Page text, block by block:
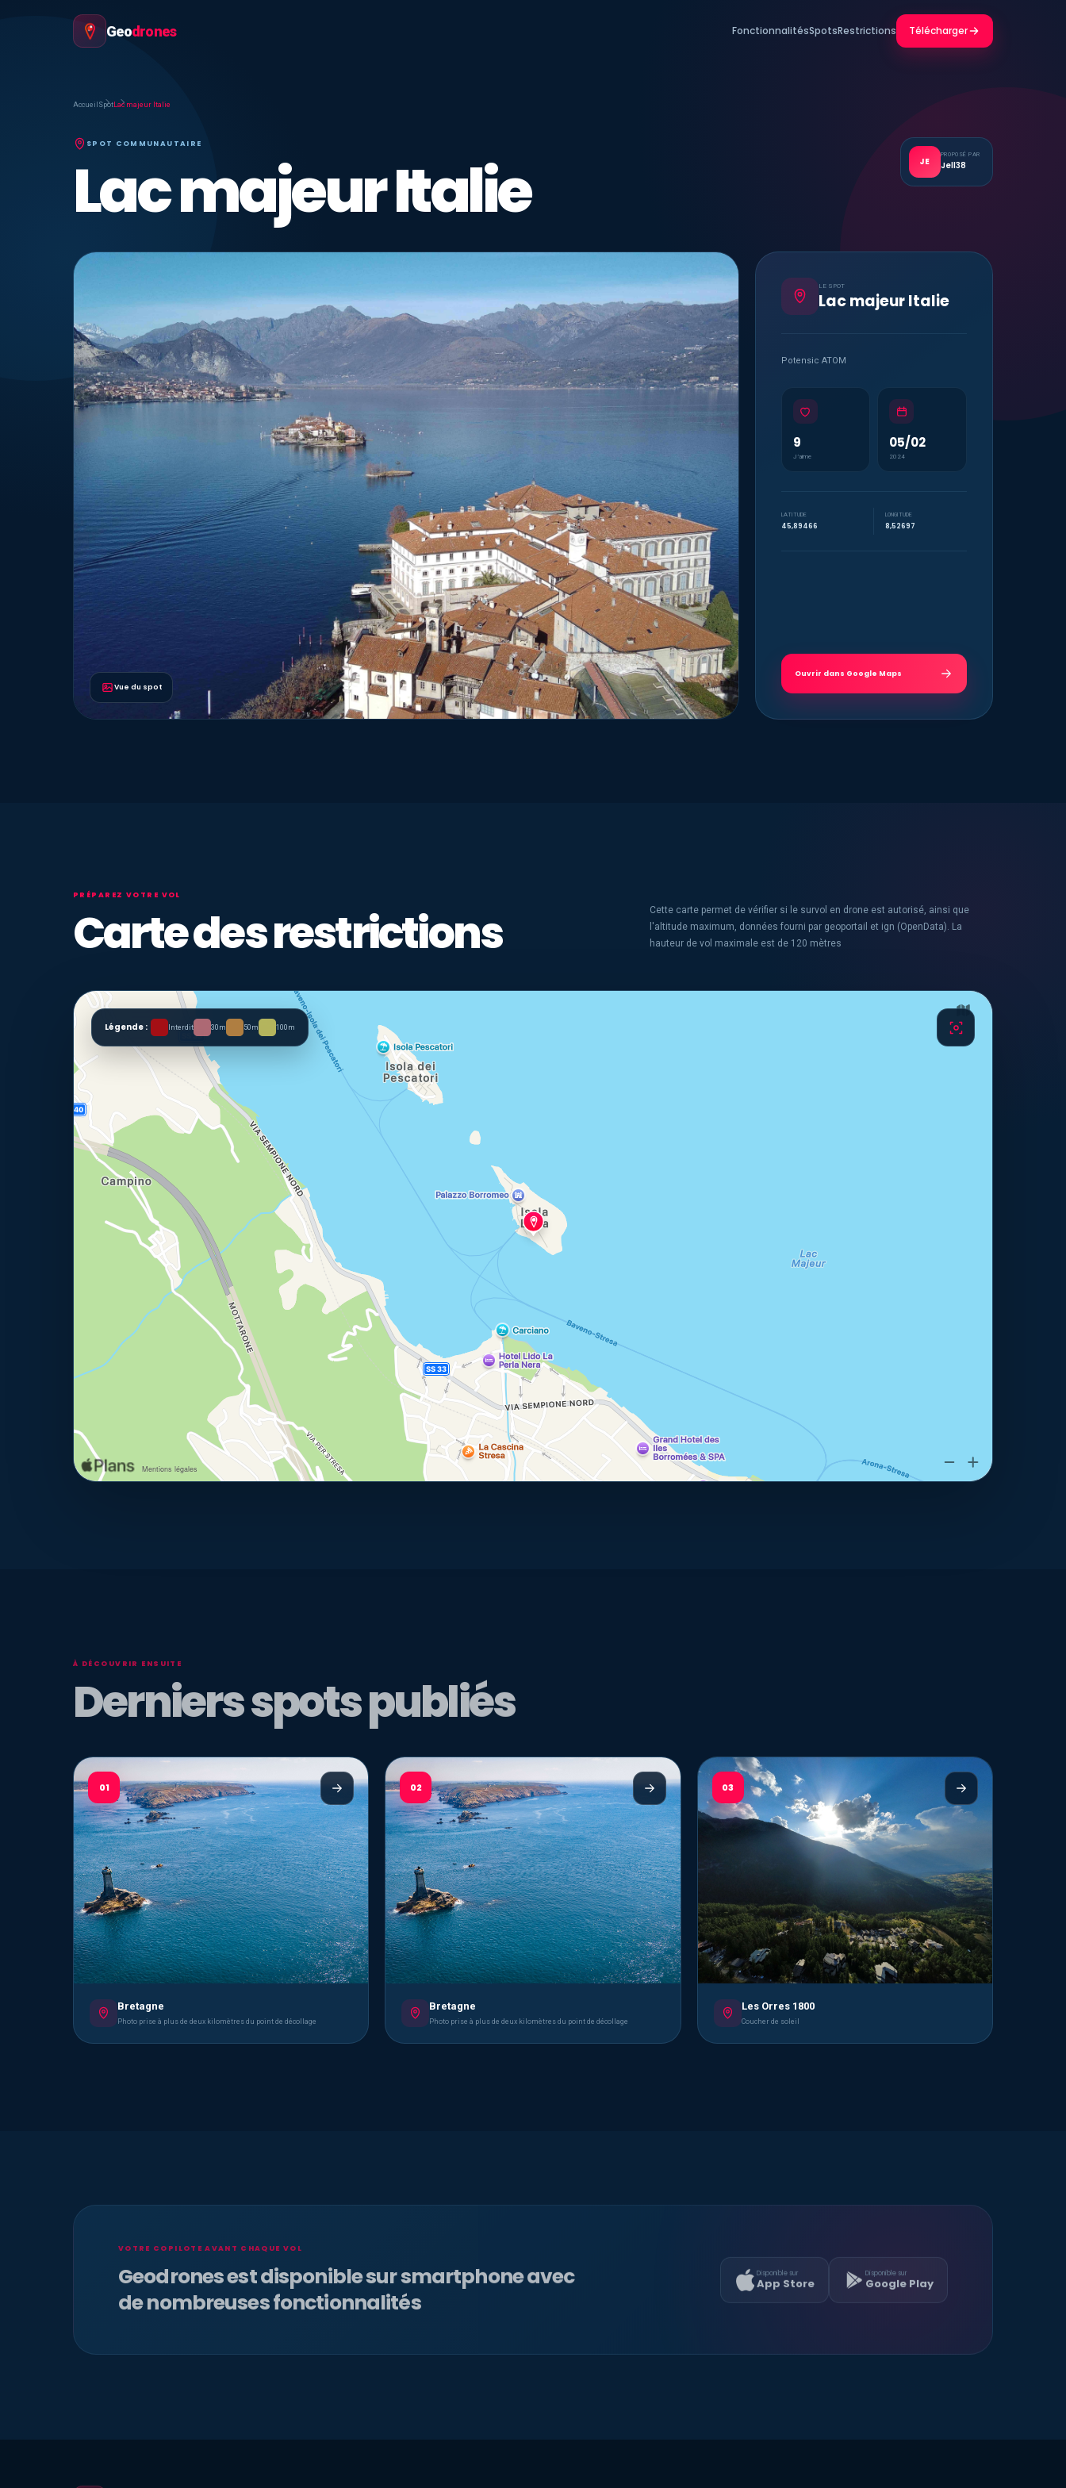
Geodrones FonctionnalitésSpotsRestrictions Télécharger
Accueil SpotLac majeur Italie
SPOT COMMUNAUTAIRE
Lac majeur Italie JE
PROPOSÉ PAR
Jell38
Vue du spot
LE SPOT
Lac majeur Italie
Potensic ATOM
9
J’aime
05/02
2024
LATITUDE
45,89466
LONGITUDE
8,52697
Ouvrir dans Google Maps
PRÉPAREZ VOTRE VOL
Carte des restrictions
Cette carte permet de vérifier si le survol en drone est autorisé, ainsi que
l'altitude maximum, données fourni par geoportail et ign (OpenData). La
hauteur de vol maximale est de 120 mètres
Légende : Interdit 30m 50m 100m
À DÉCOUVRIR ENSUITE
Derniers spots publiés
01
Bretagne
Photo prise à plus de deux kilomètres du point de décollage
02
Bretagne
Photo prise à plus de deux kilomètres du point de décollage
03
Les Orres 1800
Coucher de soleil
VOTRE COPILOTE AVANT CHAQUE VOL
Geodrones est disponible sur smartphone avec
de nombreuses fonctionnalités
Disponible sur
App Store
Disponible sur
Google Play